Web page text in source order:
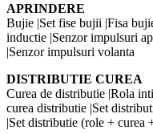
APRINDERE
Bujie |Set fise bujii |Fisa
inductie |Senzor impulsuri
|Senzor impulsuri volanta
DISTRIBUTIE CUREA
Curea de distributie |Rola
curea distributie |Set
|Set distributie (role + curea